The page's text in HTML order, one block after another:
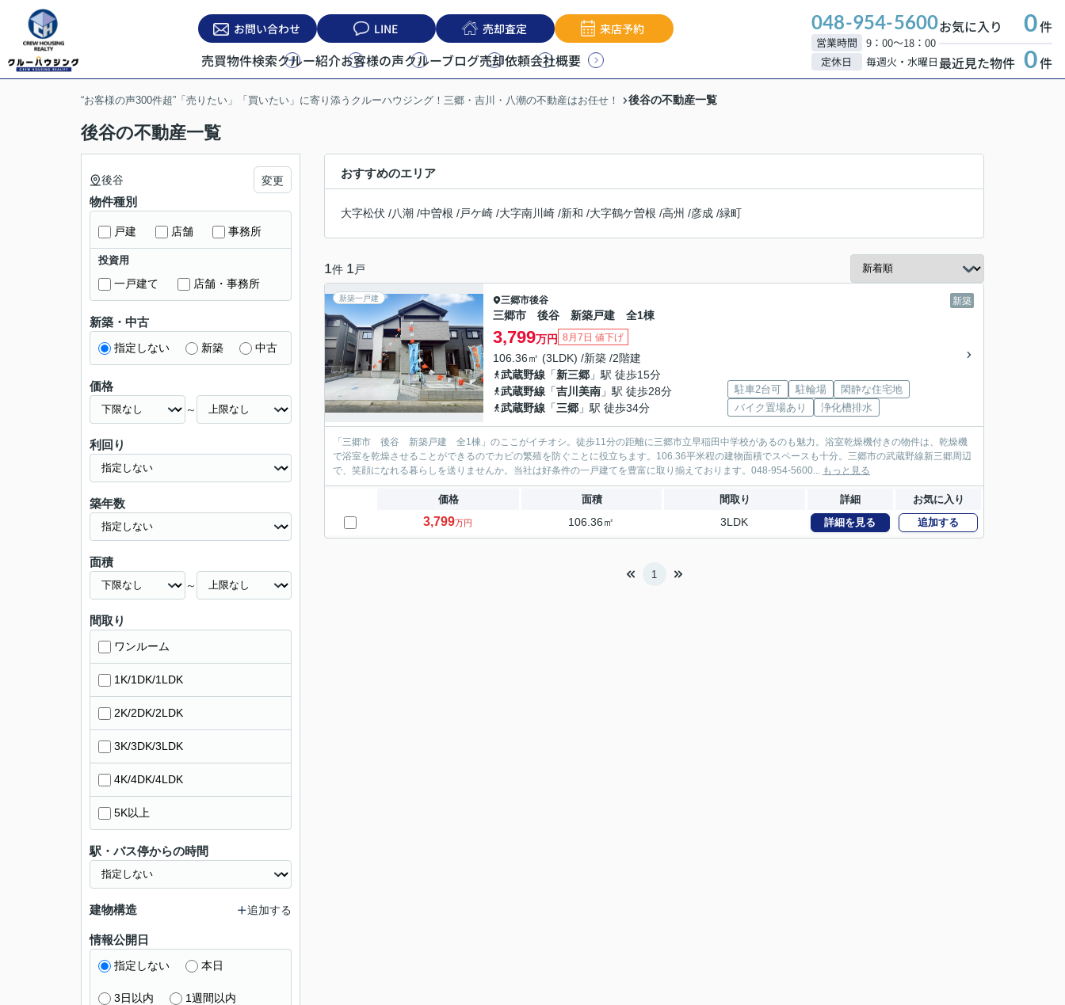
お問い合わせ LINE 売却査定 来店予約
売買物件検索クルー紹介お客様の声クルーブログ売却依頼会社概要
048-954-5600
営業時間
9：00～18：00
定休日
毎週火・水曜日
お気に入り 0件
最近見た物件 0件
“お客様の声300件超”「売りたい」「買いたい」に寄り添うクルーハウジング！三郷・吉川・八潮の不動産はお任せ！ 後谷の不動産一覧
後谷の不動産一覧
おすすめのエリア
大字松伏 /八潮 /中曽根 /戸ケ崎 /大字南川崎 /新和 /大字鶴ケ曽根 /高州 /彦成 /緑町
1件 1 戸
新築一戸建 新築
三郷市後谷
三郷市 後谷 新築戸建 全1棟
3,799万円 8月7日 値下げ
106.36㎡ (3LDK) /新築 /2階建
武蔵野線 「新三郷 」駅 徒歩15分
武蔵野線 「吉川美南 」駅 徒歩28分
武蔵野線 「三郷 」駅 徒歩34分
駐車2台可 駐輪場
閑静な住宅地
バイク置場あり
浄化槽排水
「三郷市 後谷 新築戸建 全1棟」のここがイチオシ。徒歩11分の距離に三郷市立早稲田中学校があるのも魅力。浴室乾燥機付きの物件は、乾燥機
で浴室を乾燥させることができるのでカビの繁殖を防ぐことに役立ちます。106.36平米程の建物面積でスペースも十分。三郷市の武蔵野線新三郷周辺
で、笑顔になれる暮らしを送りませんか。当社は好条件の一戸建てを豊富に取り揃えております。048-954-5600... もっと見る
価格 面積 間取り 詳細 お気に入り
3,799万円 106.36㎡ 3LDK 詳細を見る 追加する
1
後谷 変更
物件種別
戸建 店舗 事務所
投資用
一戸建て 店舗・事務所
新築・中古
指定しない 新築 中古
価格
～
利回り
築年数
面積
～
間取り
ワンルーム
1K/1DK/1LDK
2K/2DK/2LDK
3K/3DK/3LDK
4K/4DK/4LDK
5K以上
駅・バス停からの時間
建物構造 追加する
情報公開日
指定しない 本日
3日以内 1週間以内